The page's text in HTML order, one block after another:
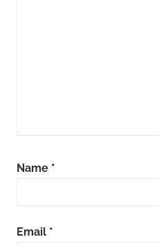
Name *
Email *